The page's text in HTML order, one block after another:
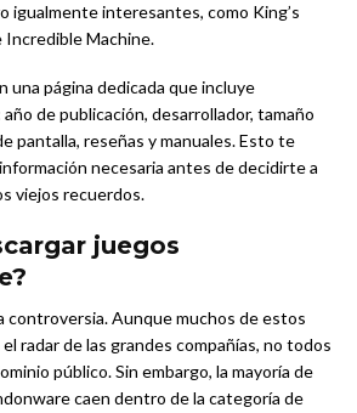
igualmente interesantes, como King’s
Machine.
una página dedicada que incluye
de publicación, desarrollador, tamaño
pantalla, reseñas y manuales. Esto te
necesaria antes de decidirte a
viejos recuerdos.
juegos
controversia. Aunque muchos de estos
radar de las grandes compañías, no todos
público. Sin embargo, la mayoría de
caen dentro de la categoría de